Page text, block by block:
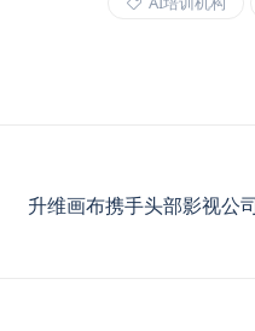
升维画布携手头部影视公